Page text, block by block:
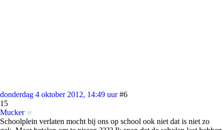
donderdag 4 oktober 2012, 14:49 uur #6
15
Mucker
Schoolplein verlaten mocht bij ons op school ook niet dat is niet zo